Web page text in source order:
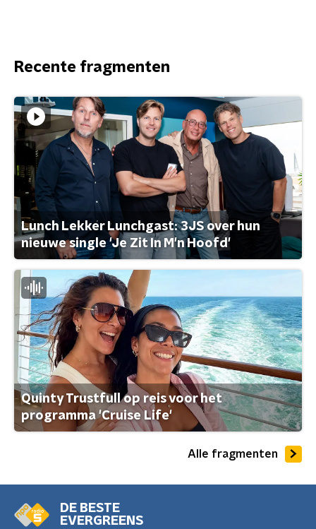
Recente fragmenten
Lunch Lekker Lunchgast: 3JS over hun
nieuwe single 'Je Zit In M'n Hoofd'
Quinty Trustfull op reis voor het
programma 'Cruise Life'
Alle fragmenten
DE BESTE
EVERGREENS